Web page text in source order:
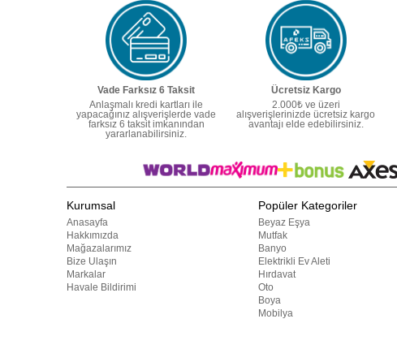
Vade Farksız 6 Taksit
Anlaşmalı kredi kartları ile
yapacağınız alışverişlerde vade
farksız 6 taksit imkanından
yararlanabilirsiniz.
Ücretsiz Kargo
2.000₺ ve üzeri
alışverişlerinizde ücretsiz kargo
avantajı elde edebilirsiniz.
Kurumsal
Anasayfa
Hakkımızda
Mağazalarımız
Bize Ulaşın
Markalar
Havale Bildirimi
Popüler Kategoriler
Beyaz Eşya
Mutfak
Banyo
Elektrikli Ev Aleti
Hırdavat
Oto
Boya
Mobilya